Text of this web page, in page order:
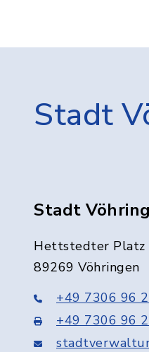
Stadt
Stadt
Hettstedter Platz
89269 Vöhringen
+49 7306 96
+49 7306 96